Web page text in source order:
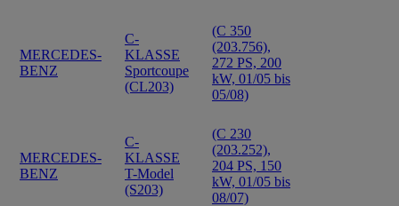
MERCEDES-
BENZ
C-
KLASSE
Sportcoupe
(CL203)
(C 350
(203.756),
272 PS, 200
kW, 01/05 bis
05/08)
MERCEDES-
BENZ
C-
KLASSE
T-Model
(S203)
(C 230
(203.252),
204 PS, 150
kW, 01/05 bis
08/07)